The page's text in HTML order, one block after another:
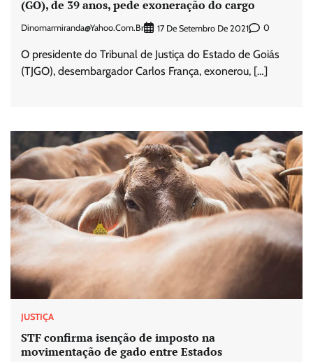
(GO), de 39 anos, pede exoneração do cargo
Dinomarmiranda@yahoo.com.br 17 De Setembro De 2021 0
O presidente do Tribunal de Justiça do Estado de Goiás
(TJGO), desembargador Carlos França, exonerou, […]
JUSTIÇA
STF confirma isenção de imposto na
movimentação de gado entre Estados